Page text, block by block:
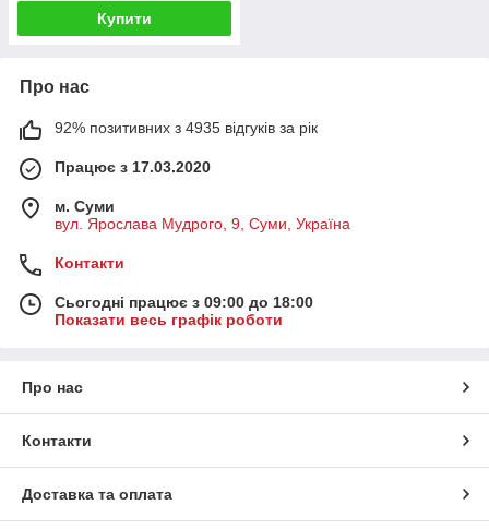
Купити
Про нас
92% позитивних з 4935 відгуків за рік
Працює з 17.03.2020
м. Суми
вул. Ярослава Мудрого, 9, Суми, Україна
Контакти
Сьогодні працює з 09:00 до 18:00
Показати весь графік роботи
Про нас
Контакти
Доставка та оплата